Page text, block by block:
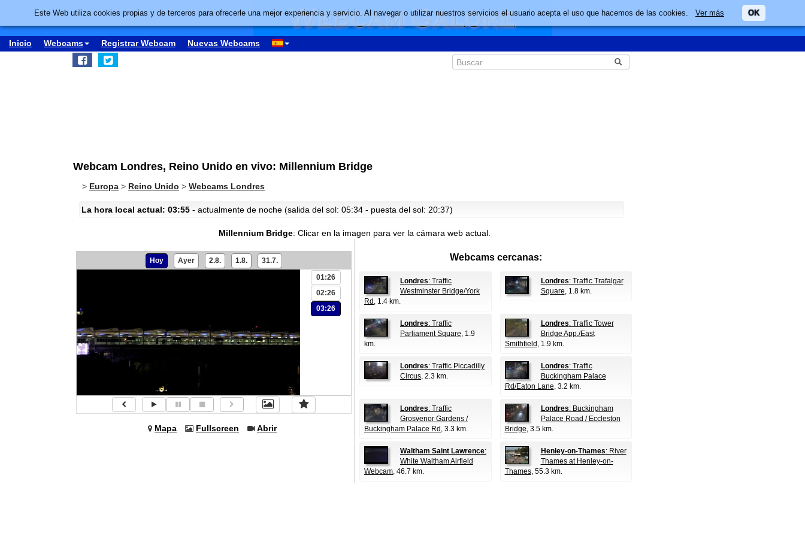
Inicio Webcams Registrar Webcam Nuevas Webcams
Webcam Londres, Reino Unido en vivo: Millennium Bridge
> Europa > Reino Unido > Webcams Londres
La hora local actual: 03:55 - actualmente de noche (salida del sol: 05:34 - puesta del sol: 20:37)
Millennium Bridge: Clicar en la imagen para ver la cámara web actual.
Hoy Ayer 2.8. 1.8. 31.7.
01:26
02:26
03:26
Mapa Fullscreen Abrir
Webcams cercanas:
Londres: Traffic
Westminster Bridge/York
Rd , 1.4 km.
Londres: Traffic Trafalgar
Square, 1.8 km.
Londres: Traffic
Parliament Square, 1.9
km.
Londres: Traffic Tower
Bridge App./East
Smithfield , 1.9 km.
Londres: Traffic Piccadilly
Circus, 2.3 km.
Londres: Traffic
Buckingham Palace
Rd/Eaton Lane, 3.2 km.
Londres: Traffic
Grosvenor Gardens /
Buckingham Palace Rd , 3.3 km.
Londres: Buckingham
Palace Road / Eccleston
Bridge, 3.5 km.
Waltham Saint Lawrence:
White Waltham Airfield
Webcam, 46.7 km.
Henley-on-Thames: River
Thames at Henley-on-
Thames, 55.3 km.
Este Web utiliza cookies propias y de terceros para ofrecerle una mejor experiencia y servicio. Al navegar o utilizar nuestros servicios el usuario acepta el uso que hacemos de las cookies. Ver más OK